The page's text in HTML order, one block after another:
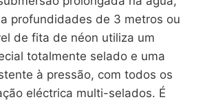
profundidades de 3 metros ou
de fita de néon utiliza um
totalmente selado e uma
à pressão, com todos os
eléctrica multi-selados. É